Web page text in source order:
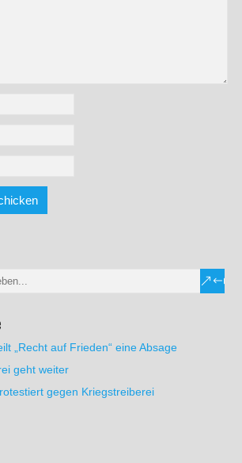
„Recht auf Frieden“ eine Absage
geht weiter
gegen Kriegstreiberei